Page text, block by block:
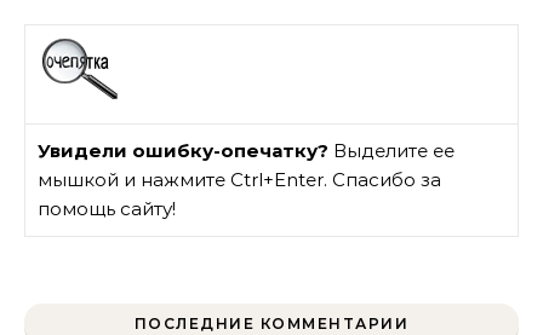
Увидели ошибку-опечатку? Выделите ее
мышкой и нажмите Ctrl+Enter. Спасибо за
помощь сайту!
ПОСЛЕДНИЕ КОММЕНТАРИИ